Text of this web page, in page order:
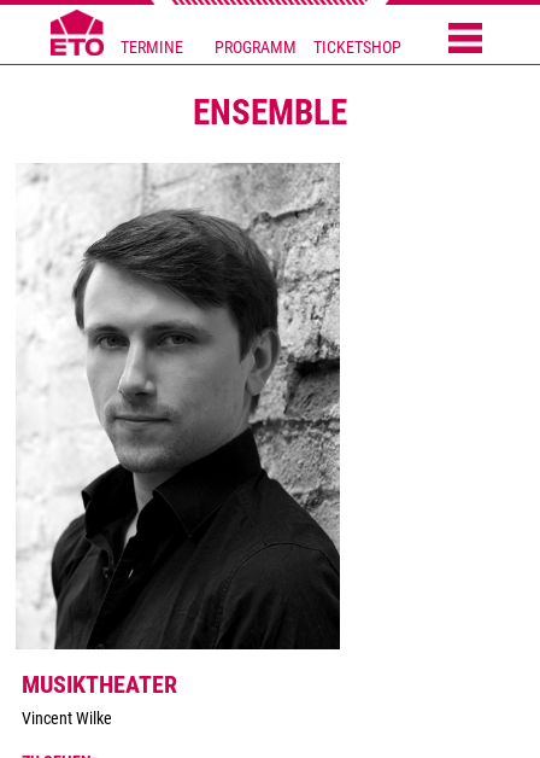
TERMINE PROGRAMM TICKETSHOP
ENSEMBLE
MUSIKTHEATER
Vincent Wilke